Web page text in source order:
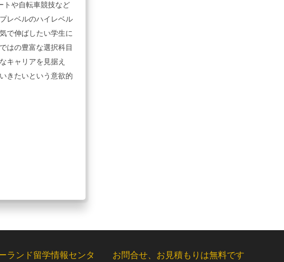
トや自転車競技など
レベルのハイレベル
で伸ばしたい学生に
はの豊富な選択科目
キャリアを見据え
きたいという意欲的
ランド留学情報センタ
お問合せ、お見積もりは無料です